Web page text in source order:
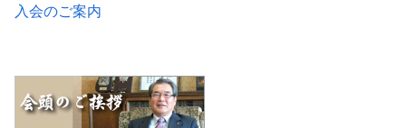
入会のご案内